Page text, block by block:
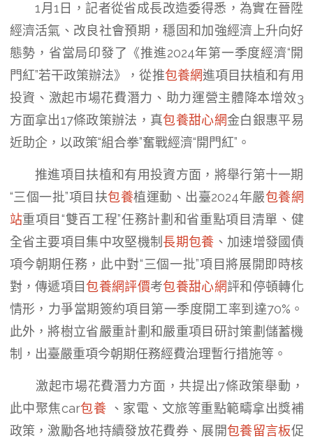
1月1日，記者從省成長改造委得悉，為實在晉陞
經濟活氣、改良社會預期，穩固和加強經濟上升向好
態勢，省當局印發了《推進2024年第一季度經濟“開
門紅”若干政策辦法》，從推包養網進項目扶植和有用
投資、激起市場花費潛力、助力運營主體降本增效3
方面拿出17條政策辦法，真包養甜心網金白銀惠平易
近助企，以政策“組合拳”奮戰經濟“開門紅”。
推進項目扶植和有用投資方面，將舉行第十一期
“三個一批”項目扶包養植運動、出臺2024年嚴包養網
站重項目“雙百工程”任務計劃和省重點項目清單、健
全省主要項目集中攻堅機制 長期包養 、加速增發國債
項今朝期任務，此中對“三個一批”項目將展開即時核
對，傳遞項目包養網評價考包養甜心網評和停頓轉化
情形，力爭當期簽約項目第一季度開工率到達70%。
此外，將樹立省嚴重計劃和嚴重項目研討策劃儲蓄機
制，出臺嚴重項今朝期任務經費治理暫行措施等。
激起市場花費潛力方面，共提出7條政策舉動，
此中聚焦car包養 、家電、文旅等重點範疇拿出獎補
政策，激勵各地持續發放花費券、展開包養留言板促